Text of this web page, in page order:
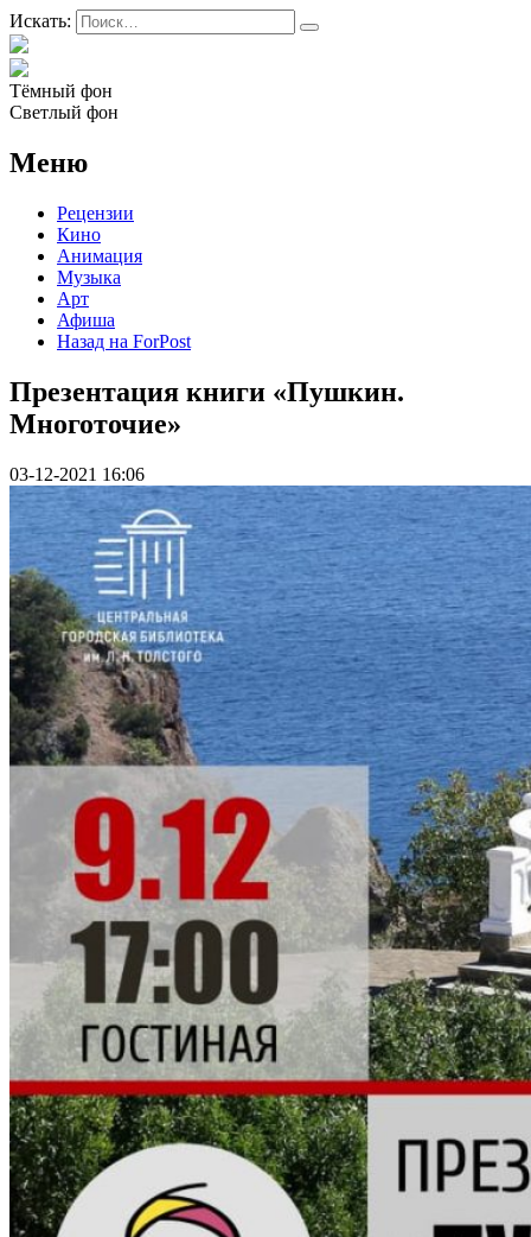
Искать:
Тёмный фон
Светлый фон
Меню
Рецензии
Кино
Анимация
Музыка
Арт
Афиша
Назад на ForPost
Презентация книги «Пушкин.
Многоточие»
03-12-2021 16:06